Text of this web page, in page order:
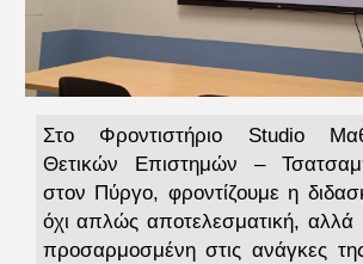
Στο Φροντιστήριο Studio
Θετικών Επιστημών –
στον Πύργο, φροντίζουμε η
όχι απλώς αποτελεσματική, αλλά
προσαρμοσμένη στις ανάγκες